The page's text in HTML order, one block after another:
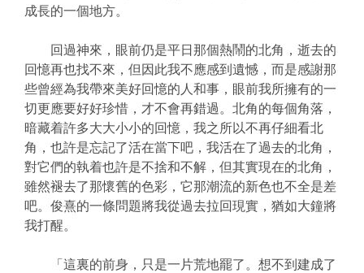
成長的一個地方。
回過神來，眼前仍是平日那個熱鬧的北角，逝去的
回憶再也找不來，但因此我不應感到遺憾，而是感謝那
些曾經為我帶來美好回憶的人和事，眼前我所擁有的一
切更應要好好珍惜，才不會再錯過。北角的每個角落，
暗藏着許多大大小小的回憶，我之所以不再仔細看北
角，也許是忘記了活在當下吧，我活在了過去的北角，
對它們的執着也許是不捨和不解，但其實現在的北角，
雖然褪去了那懷舊的色彩，它那潮流的新色也不全是差
吧。俊熹的一條問題將我從過去拉回現實，猶如大鐘將
我打醒。
「這裏的前身，只是一片荒地罷了。想不到建成了